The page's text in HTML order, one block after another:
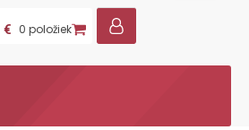
€ 0 položiek